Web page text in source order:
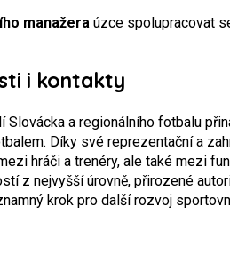
manažera úzce spolupracovat
i kontakty
a regionálního fotbalu
Díky své reprezentační a
hráči a trenéry, ale také mezi
z nejvyšší úrovně, přirozené
krok pro další rozvoj